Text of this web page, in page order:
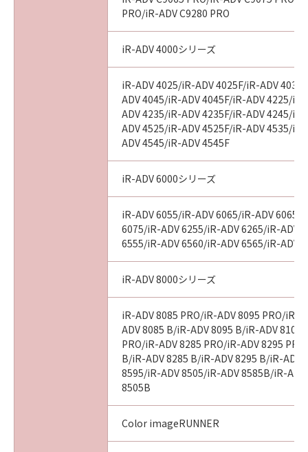
PRO/iR-ADV C9280 PRO
iR-ADV 4000シリーズ
iR-ADV 4025/iR-ADV 4025F/iR-ADV
ADV 4045/iR-ADV 4045F/iR-ADV 4225/
ADV 4235/iR-ADV 4235F/iR-ADV 4245/
ADV 4525/iR-ADV 4525F/iR-ADV 4535/
ADV 4545/iR-ADV 4545F
iR-ADV 6000シリーズ
iR-ADV 6055/iR-ADV 6065/iR-ADV 6065-
6075/iR-ADV 6255/iR-ADV 6265/iR-ADV
6555/iR-ADV 6560/iR-ADV 6565/iR-ADV
iR-ADV 8000シリーズ
iR-ADV 8085 PRO/iR-ADV 8095 PRO/iR-
ADV 8085 B/iR-ADV 8095 B/iR-ADV 8105
PRO/iR-ADV 8285 PRO/iR-ADV 8295
B/iR-ADV 8285 B/iR-ADV 8295 B/iR-ADV
8595/iR-ADV 8505/iR-ADV 8585B/iR-
8505B
Color imageRUNNER